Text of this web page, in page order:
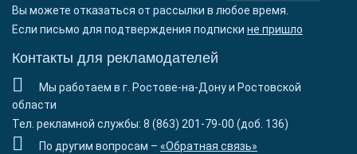
Вы можете отказаться от рассылки в любое время.
Если письмо для подтверждения подписки не пришло
Контакты для рекламодателей
Мы работаем в г. Ростове-на-Дону и Ростовской
области
Тел. рекламной службы: 8 (863) 201-79-00 (доб. 136)
По другим вопросам – «Обратная связь»